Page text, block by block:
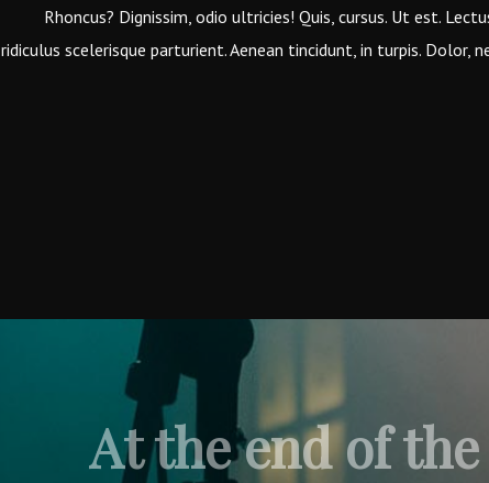
Rhoncus? Dignissim, odio ultricies! Quis, cursus. Ut est.
ridiculus scelerisque parturient. Aenean tincidunt, in turpis. Dolor,
At the end of